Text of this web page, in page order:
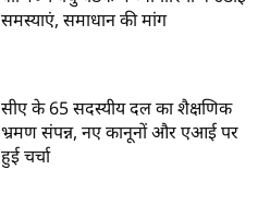
समस्याएं, समाधान की मांग
सीए के 65 सदस्यीय दल का शैक्षणिक
भ्रमण संपन्न, नए कानूनों और एआई पर
हुई चर्चा